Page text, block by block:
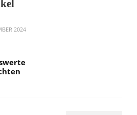
2024